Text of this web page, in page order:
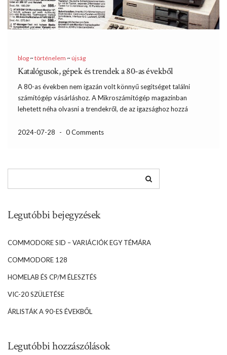
blog~történelem ~újság
Katalógusok, gépek és trendek a 80-as évekből
A 80-as években nem igazán volt könnyű segítséget találni
számítógép vásárláshoz. A Mikroszámítógép magazinban
lehetett néha olvasni a trendekről, de az igazsághoz hozzá
lehet az újságíróknak felróni, mert egyrészt ott volt a lap
2024-07-28 - 0 Comments
Legutóbbi bejegyzések
COMMODORE SID – VARIÁCIÓK EGY TÉMÁRA
COMMODORE 128
HOMELAB ÉS CP/M ÉLESZTÉS
VIC-20 SZÜLETÉSE
ÁRLISTÁK A 90-ES ÉVEKBŐL
Legutóbbi hozzászólások